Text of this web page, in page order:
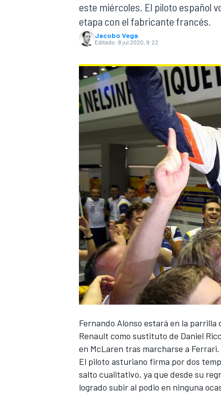
WEC FÓRMULA E
este miércoles. El piloto español
etapa con el fabricante francés.
Jacobo Vega
Editado: 8 jul 2020, 9:22
Fernando Alonso estará en la parrilla
Renault como sustituto de Daniel
en McLaren tras marcharse a Ferrari.
El piloto asturiano firma por dos
salto cualitativo, ya que desde su
logrado subir al podio en ninguna